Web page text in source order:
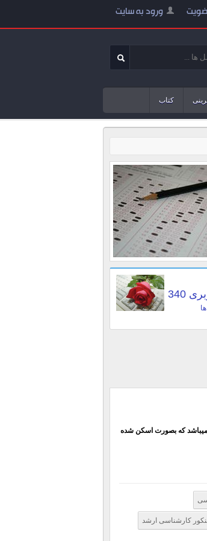
ورود به سایت
کتاب
340
عین دفترچه سوالات برگزار شده آزمون کارشناسی ارشد سال93 میباشد که بصورت اسکن شده
کارشناسی ارشد